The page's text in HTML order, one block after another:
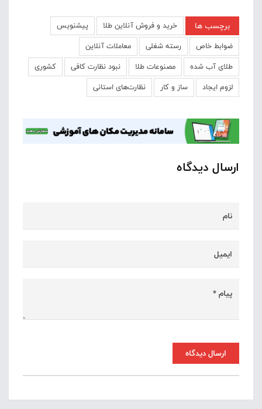
برچسب ها خرید و فروش آنلاین طلا
پیشنویس
ضوابط خاص
رسته شغلی
معاملات آنلاین
طلای آب شده
مصنوعات طلا نبود نظارت کافی
کشوری
لزوم ایجاد
ساز و کار نظارت‌های استانی
ارسال دیدگاه
ارسال دیدگاه